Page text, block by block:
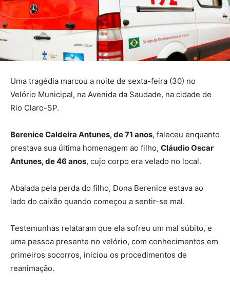
Uma tragédia marcou a noite de sexta-feira (30) no
Velório Municipal, na Avenida da Saudade, na cidade de
Rio Claro-SP.
Berenice Caldeira Antunes, de 71 anos, faleceu enquanto
prestava sua última homenagem ao filho, Cláudio Oscar
Antunes, de 46 anos, cujo corpo era velado no local.
Abalada pela perda do filho, Dona Berenice estava ao
lado do caixão quando começou a sentir-se mal.
Testemunhas relataram que ela sofreu um mal súbito, e
uma pessoa presente no velório, com conhecimentos em
primeiros socorros, iniciou os procedimentos de
reanimação.